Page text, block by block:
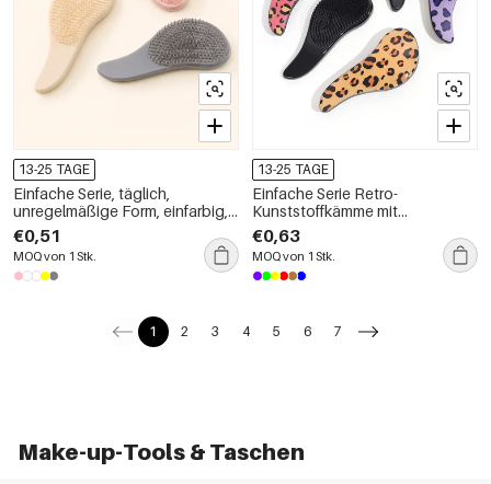
13-25 TAGE
Einfache Serie, täglich,
unregelmäßige Form, einfarbig,
Farbverlauf, Kunststoffkämme
€0,51
MOQ von 1 Stk.
13-25 TAGE
Einfache Serie Retro-
Kunststoffkämme mit
Leopardenmuster in Unifarben
€0,63
MOQ von 1 Stk.
1 2 3 4 5 6 7
Make-up-Tools & Taschen